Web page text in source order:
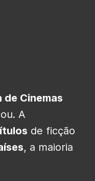
de Cinemas
A
de ficção
, a maioria